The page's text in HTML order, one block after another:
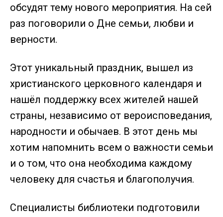
обсудят тему нового мероприятия. На сей
раз поговорили о Дне семьи, любви и
верности.
Этот уникальный праздник, вышел из
христианского церковного календаря и
нашёл поддержку всех жителей нашей
страны, независимо от вероисповедания,
народности и обычаев. В этот день мы
хотим напомнить всем о важности семьи
и о том, что она необходима каждому
человеку для счастья и благополучия.
Специалисты библиотеки подготовили